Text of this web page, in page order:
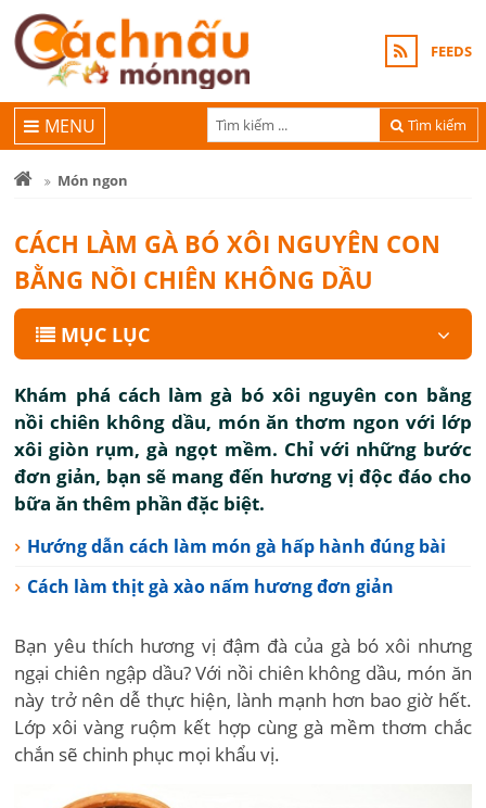
FEEDS
Tìm kiếm
MENU
Món ngon
CÁCH LÀM GÀ BÓ XÔI NGUYÊN CON
BẰNG NỒI CHIÊN KHÔNG DẦU
MỤC LỤC
Khám phá cách làm gà bó xôi nguyên con bằng
nồi chiên không dầu, món ăn thơm ngon với lớp
xôi giòn rụm, gà ngọt mềm. Chỉ với những bước
đơn giản, bạn sẽ mang đến hương vị độc đáo cho
bữa ăn thêm phần đặc biệt.
Hướng dẫn cách làm món gà hấp hành đúng bài
Cách làm thịt gà xào nấm hương đơn giản
Bạn yêu thích hương vị đậm đà của gà bó xôi nhưng
ngại chiên ngập dầu? Với nồi chiên không dầu, món ăn
này trở nên dễ thực hiện, lành mạnh hơn bao giờ hết.
Lớp xôi vàng ruộm kết hợp cùng gà mềm thơm chắc
chắn sẽ chinh phục mọi khẩu vị.